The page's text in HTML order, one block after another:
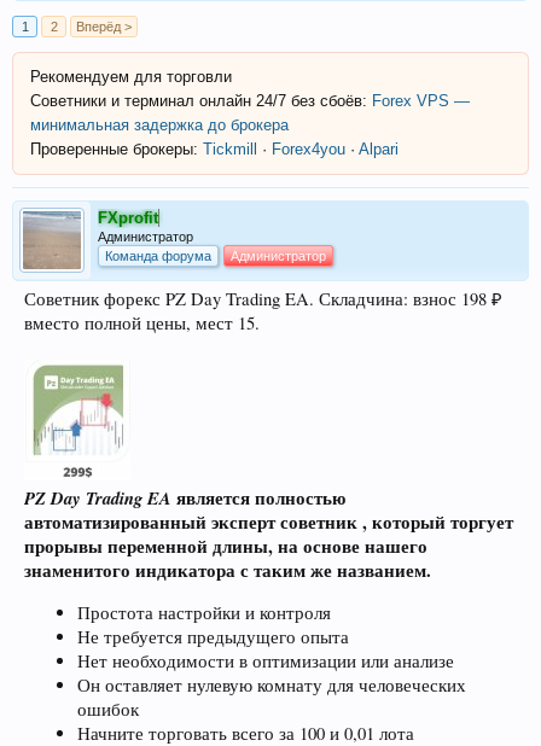
1 2 Вперёд >
Рекомендуем для торговли
Советники и терминал онлайн 24/7 без сбоёв: Forex VPS —
минимальная задержка до брокера
Проверенные брокеры: Tickmill · Forex4you · Alpari
FXprofit
Администратор
Команда форума
Администратор
Советник форекс PZ Day Trading EA. Складчина: взнос 198 ₽
вместо полной цены, мест 15.
PZ Day Trading EA является полностью
автоматизированный эксперт советник , который торгует
прорывы переменной длины, на основе нашего
знаменитого индикатора с таким же названием.
Простота настройки и контроля
Не требуется предыдущего опыта
Нет необходимости в оптимизации или анализе
Он оставляет нулевую комнату для человеческих
ошибок
Начните торговать всего за 100 и 0,01 лота